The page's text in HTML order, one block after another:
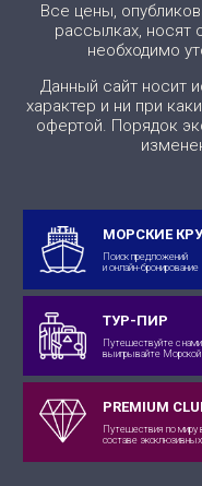
Все цены,
рассылках, носят
необходимо
Данный сайт носит
характер и ни при
офертой. Порядок
МОРСКИЕ
Поиск предложений
и онлайн-бронирование
ТУР-ПИР
Путешествуйте с
выигрывайте Морской
PREMIUM
Путешествия по миру
составе